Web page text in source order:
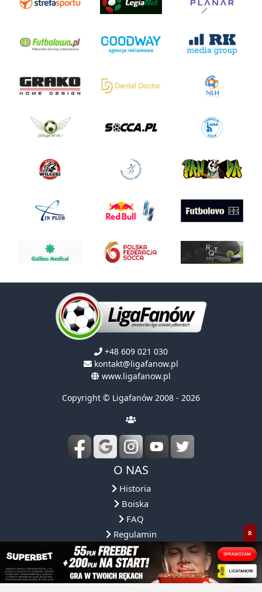
+48 609 021 030
kontakt@ligafanow.pl
www.ligafanow.pl
Copyright © Ligafanów 2008 - 2026
O NAS
Historia
Boiska
FAQ
Regulamin
Obsługa ligi
Reprezentacja
Partnerzy